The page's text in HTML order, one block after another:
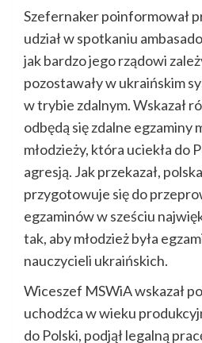
Szefernaker poinformował
udział w spotkaniu
jak bardzo jego rządowi
pozostawały w ukraińskim
w trybie zdalnym. Wskazał
odbędą się zdalne egzaminy
młodzieży, która uciekła do
agresją. Jak przekazał,
przygotowuje się do
egzaminów w sześciu
tak, aby młodzież była
nauczycieli ukraińskich.
Wiceszef MSWiA wskazał
uchodźca w wieku
do Polski, podjął legalną